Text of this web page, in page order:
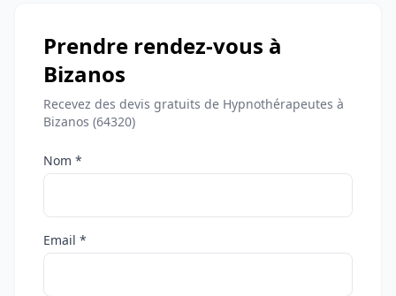
Prendre rendez-vous à
Bizanos
Recevez des devis gratuits de Hypnothérapeutes à
Bizanos (64320)
Nom *
Email *